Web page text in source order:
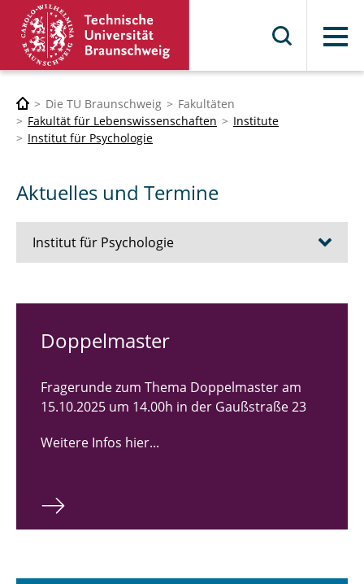
Menü
Die TU Braunschweig
Fakultäten
Fakultät für Lebenswissenschaften
Institute
Institut für Psychologie
Aktuelles und Termine
Institut für Psychologie
Informationen für Studierende
Informationen für Nebenfachstudierende
Informationen rund ums Studium
Informationen für Studieninteressierte
Doppelmaster
Fragerunde zum Thema Doppelmaster am
15.10.2025 um 14.00h in der Gaußstraße 23
Weitere Infos hier...